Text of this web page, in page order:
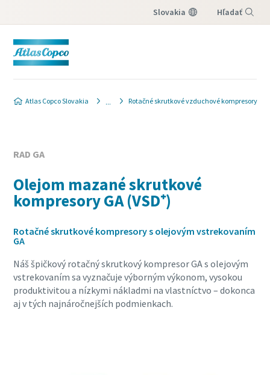
Slovakia Hľadať
Atlas Copco Slovakia Rotačné skrutkové vzduchové kompresory
RAD GA
Olejom mazané skrutkové
kompresory GA (VSD⁺)
Rotačné skrutkové kompresory s olejovým vstrekovaním
GA
Náš špičkový rotačný skrutkový kompresor GA s olejovým
vstrekovaním sa vyznačuje výborným výkonom, vysokou
produktivitou a nízkymi nákladmi na vlastníctvo – dokonca
aj v tých najnáročnejších podmienkach.